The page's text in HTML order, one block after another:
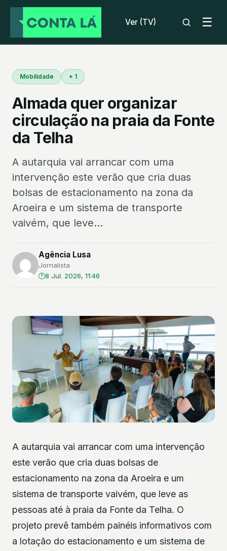
Ver (TV) ☰
Mobilidade + 1
Almada quer organizar
circulação na praia da Fonte
da Telha
A autarquia vai arrancar com uma
intervenção este verão que cria duas
bolsas de estacionamento na zona da
Aroeira e um sistema de transporte
vaivém, que leve...
Agência Lusa
Jornalista
8 Jul. 2026, 11:46
A autarquia vai arrancar com uma intervenção
este verão que cria duas bolsas de
estacionamento na zona da Aroeira e um
sistema de transporte vaivém, que leve as
pessoas até à praia da Fonte da Telha. O
projeto prevê também painéis informativos com
a lotação do estacionamento e um sistema de